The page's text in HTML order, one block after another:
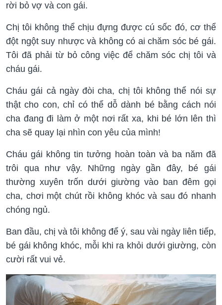
rời bỏ vợ và con gái.
Chị tôi không thể chịu đựng được cú sốc đó, cơ thể
đột ngột suy nhược và không có ai chăm sóc bé gái.
Tôi đã phải từ bỏ công việc để chăm sóc chị tôi và
cháu gái.
Cháu gái cả ngày đòi cha, chị tôi không thể nói sự
thật cho con, chỉ có thể dỗ dành bé bằng cách nói
cha đang đi làm ở một nơi rất xa, khi bé lớn lên thì
cha sẽ quay lại nhìn con yêu của mình!
Cháu gái không tin tưởng hoàn toàn và ba năm đã
trôi qua như vậy. Những ngày gần đây, bé gái
thường xuyên trốn dưới giường vào ban đêm gọi
cha, chơi một chút rồi không khóc và sau đó nhanh
chóng ngủ.
Ban đầu, chị và tôi không để ý, sau vài ngày liên tiếp,
bé gái không khóc, mỗi khi ra khỏi dưới giường, còn
cười rất vui vẻ.